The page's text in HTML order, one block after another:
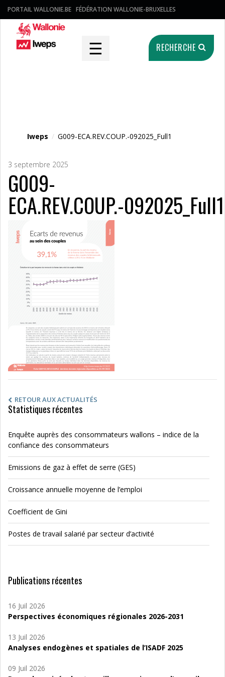
PORTAIL WALLONIE.BE FÉDÉRATION WALLONIE-BRUXELLES
☰ RECHERCHE
Iweps / G009-ECA.REV.COUP.-092025_Full1
3 septembre 2025
G009-
ECA.REV.COUP.-092025_Full1
RETOUR AUX ACTUALITÉS
Statistiques récentes
Enquête auprès des consommateurs wallons – indice de la
confiance des consommateurs
Emissions de gaz à effet de serre (GES)
Croissance annuelle moyenne de l’emploi
Coefficient de Gini
Postes de travail salarié par secteur d’activité
Publications récentes
16 Juil 2026
Perspectives économiques régionales 2026-2031
13 Juil 2026
Analyses endogènes et spatiales de l’ISADF 2025
09 Juil 2026